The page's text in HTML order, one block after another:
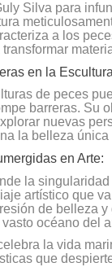
Silva para
a los
en la
de peces
barreras. Su
nuevas
la belleza
en Arte:
la
artístico que
de belleza
océano del
la vida
que